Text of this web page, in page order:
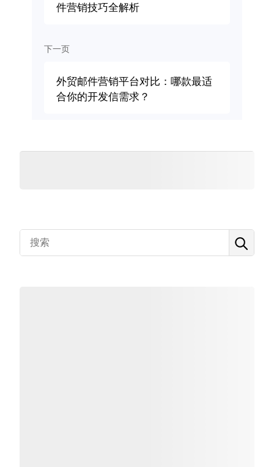
件营销技巧全解析
下一页
外贸邮件营销平台对比：哪款最适
合你的开发信需求？